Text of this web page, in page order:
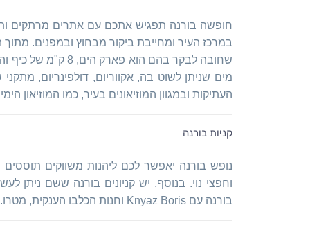
חופשה בורנה תפגיש אתכם עם אתרים מרתקים
במרכז העיר ומחייבת ביקור מבחוץ ובמפנים.
שחובה לבקר בהם
מים שניתן לשוט בה, אקווריום, דולפינריום,
העתיקות ובמגוון המוזיאונים בעיר, כמו המוזיאון הימי
קניות בורנה
נופש בורנה יאפשר לכם ליהנות משווקים תוססים
וחפצי נוי. בנוסף, יש קניונים בורנה ששם ניתן
בורנה עם Knyaz Boris וחנות הכלבו הענקית, מטרו.